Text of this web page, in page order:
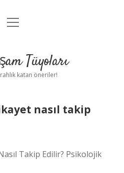
Anasayfa
Uyarı
menüyü
Tüyoları
katan öneriler!
nasıl takip
Takip Edilir? Psikolojik